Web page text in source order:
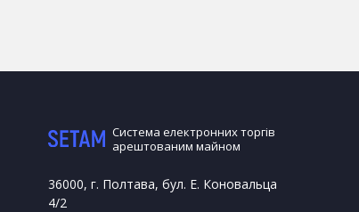
Система електронних торгів
арештованим майном
36000, г. Полтава, бул. Е. Коновальца
4/2